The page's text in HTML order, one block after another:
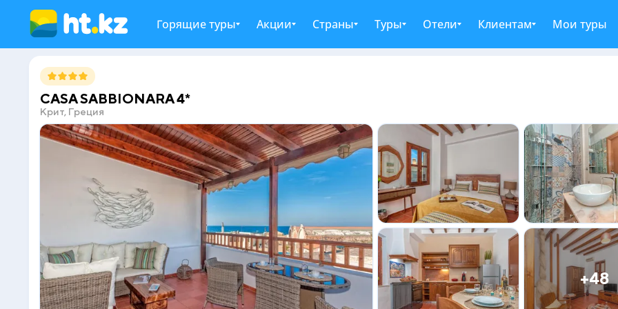
Горящие туры Акции Страны Туры Отели Клиентам Мои туры
CASA SABBIONARA 4*
Крит, Греция
+48